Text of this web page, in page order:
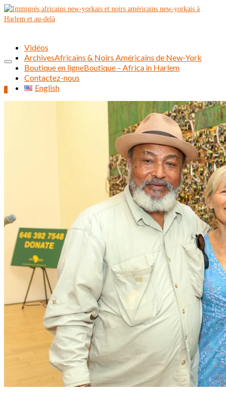
Vidéos
ArchivesAfricains & Noirs Américains de New-York
Boutique en ligneBoutique – Africa in Harlem
Contactez-nous
English